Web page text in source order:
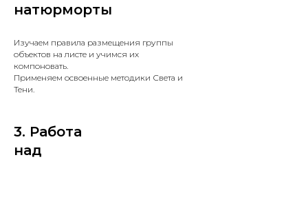
натюрморты
Изучаем правила размещения группы
объектов на листе и учимся их
компоновать.
Применяем освоенные методики Света и
Тени.
3. Работа
над